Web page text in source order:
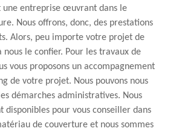
une entreprise œuvrant dans le
Nous offrons, donc, des prestations
Alors, peu importe votre projet de
nous le confier. Pour les travaux de
vous proposons un accompagnement
de votre projet. Nous pouvons nous
démarches administratives. Nous
disponibles pour vous conseiller dans
de couverture et nous sommes